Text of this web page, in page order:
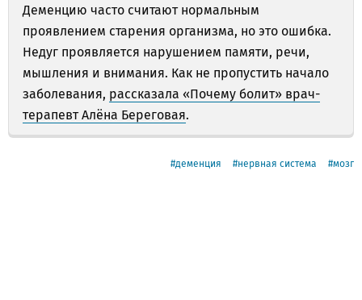
Деменцию часто считают нормальным
проявлением старения организма, но это ошибка.
Недуг проявляется нарушением памяти, речи,
мышления и внимания. Как не пропустить начало
заболевания, рассказала «Почему болит» врач-
терапевт Алёна Береговая.
деменция нервная система мозг